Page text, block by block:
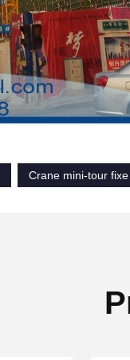
Crane mini-tour